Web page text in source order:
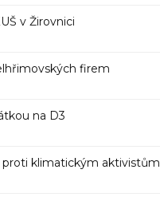
v Žirovnici
firem
na D3
proti klimatickým aktivistům